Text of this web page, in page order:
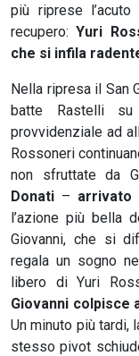
più riprese
recupero:Yuri
che si infila
Nella ripresa il San
batte Rastelli
provvidenziale ad
Rossoneri
non sfruttate da
Donati – arrivato
l’azione più bella
Giovanni, che si
regala un sogno
libero di Yuri
Giovanni colpisce
Un minuto più tardi,
stesso pivot